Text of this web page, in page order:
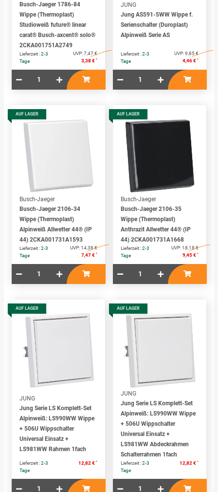
Busch-Jaeger 1786-84
Wippe (Thermoplast)
Studioweiß future® linear
carat® Busch-axcent® solo®
2CKA001751A2749
Lieferzeit :2-3
Tage
UVP:7,47 €
3,38 € *
JUNG
Jung AS591-5WW Wippe f.
Serienschalter (Duroplast)
Alpinweiß Serie AS
Lieferzeit :2-3
Tage
UVP:9,85 €
4,46 € *
AUF LAGER
Busch-Jaeger
Busch-Jaeger 2106-34
Wippe (Thermoplast)
Alpinweiß Allwetter 44® (IP
44) 2CKA001731A1593
Lieferzeit :2-3
Tage
UVP:14,38 €
7,47 € *
AUF LAGER
Busch-Jaeger
Busch-Jaeger 2106-35
Wippe (Thermoplast)
Anthrazit Allwetter 44® (IP
44) 2CKA001731A1668
Lieferzeit :2-3
Tage
UVP:18,18 €
9,45 € *
AUF LAGER
JUNG
Jung Serie LS Komplett-Set
Alpinweiß: LS990WW Wippe
+ 506U Wippschalter
Universal Einsatz +
LS981WW Rahmen 1fach
Lieferzeit :2-3
Tage
12,82 € *
AUF LAGER
JUNG
Jung Serie LS Komplett-Set
Alpinweiß: LS990WW Wippe
+ 506U Wippschalter
Universal Einsatz +
LS981WW Abdeckrahmen
Schalterrahmen 1fach
Lieferzeit :2-3
Tage
12,82 € *